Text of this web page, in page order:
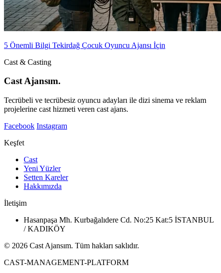
5 Önemli Bilgi Tekirdağ Çocuk Oyuncu Ajansı İçin
Cast & Casting
Cast Ajansım.
Tecrübeli ve tecrübesiz oyuncu adayları ile dizi sinema ve reklam
projelerine cast hizmeti veren cast ajans.
Facebook Instagram
Keşfet
Cast
Yeni Yüzler
Setten Kareler
Hakkımızda
İletişim
Hasanpaşa Mh. Kurbağalıdere Cd. No:25 Kat:5 İSTANBUL
/ KADIKÖY
© 2026 Cast Ajansım. Tüm hakları saklıdır.
CAST-MANAGEMENT-PLATFORM